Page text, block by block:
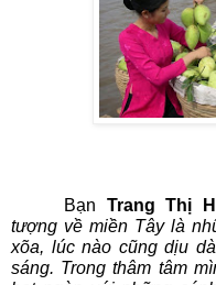
Bạn Trang Thị
tượng về miền Tây là
xõa, lúc nào cũng dịu
sáng. Trong thâm tâm